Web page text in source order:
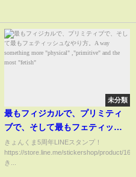
未分類
最もフィジカルで、プリミティ
ブで、そして最もフェティッシ
ュなやり方。A way something
more "physical" ,"primitive"
and the most "fetish"
きょんくま5周年LINEスタンプ！
https://store.line.me/stickershop/product/
き...